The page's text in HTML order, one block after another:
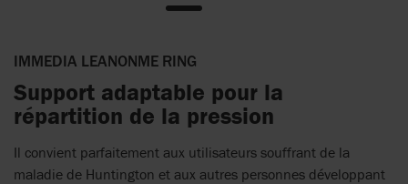
IMMEDIA LEANONME RING
Support adaptable pour la
répartition de la pression
Il convient parfaitement aux utilisateurs souffrant de la
maladie de Huntington et aux autres personnes développant